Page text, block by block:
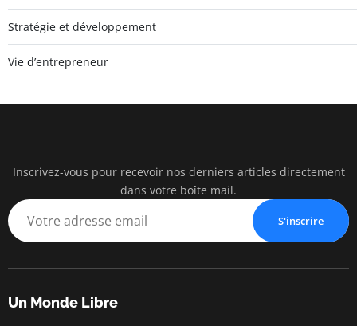
Stratégie et développement
Vie d’entrepreneur
Un
Liberté •
Inscrivez-vous pour recevoir nos derniers articles directement
dans votre boîte mail.
S'inscrire
Un Monde Libre